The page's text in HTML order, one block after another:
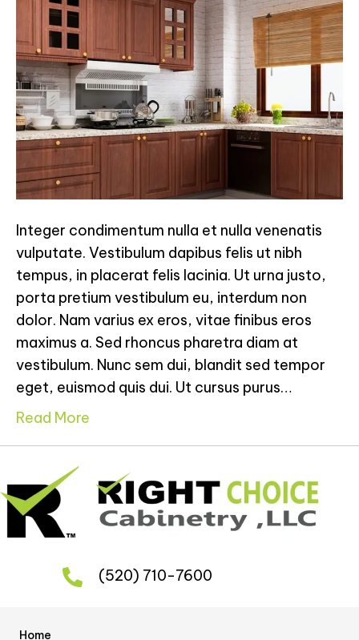
Integer condimentum nulla et nulla venenatis
vulputate. Vestibulum dapibus felis ut nibh
tempus, in placerat felis lacinia. Ut urna justo,
porta pretium vestibulum eu, interdum non
dolor. Nam varius ex eros, vitae finibus eros
maximus a. Sed rhoncus pharetra diam at
vestibulum. Nunc sem dui, blandit sed tempor
eget, euismod quis dui. Ut cursus purus…
Read More
(520) 710-7600
Home